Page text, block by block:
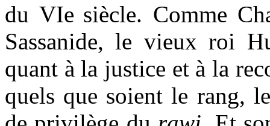
du VIe siècle. Comme
Sassanide, le vieux roi
quant à la justice et à la
quels que soient le rang,